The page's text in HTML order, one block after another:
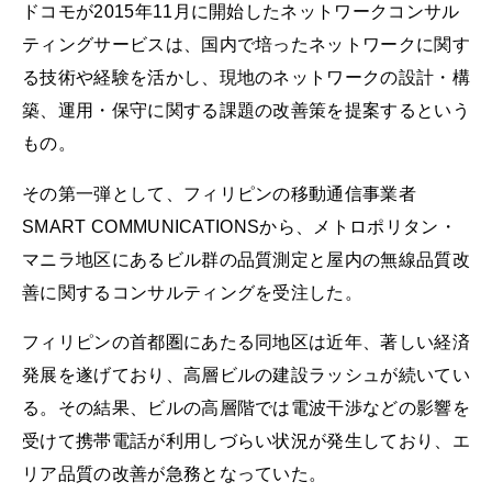
ドコモが2015年11月に開始したネットワークコンサル
ティングサービスは、国内で培ったネットワークに関す
る技術や経験を活かし、現地のネットワークの設計・構
築、運用・保守に関する課題の改善策を提案するという
もの。
その第一弾として、フィリピンの移動通信事業者
SMART COMMUNICATIONSから、メトロポリタン・
マニラ地区にあるビル群の品質測定と屋内の無線品質改
善に関するコンサルティングを受注した。
フィリピンの首都圏にあたる同地区は近年、著しい経済
発展を遂げており、高層ビルの建設ラッシュが続いてい
る。その結果、ビルの高層階では電波干渉などの影響を
受けて携帯電話が利用しづらい状況が発生しており、エ
リア品質の改善が急務となっていた。